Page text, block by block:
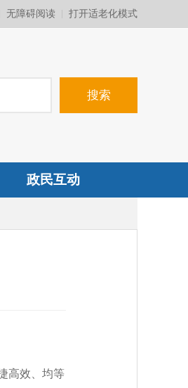
无障碍阅读 打开适老化模式
政民互动
高效、均等